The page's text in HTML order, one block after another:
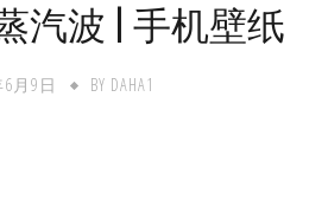
汽波 | 手机壁纸
月9日 BY DAHA1